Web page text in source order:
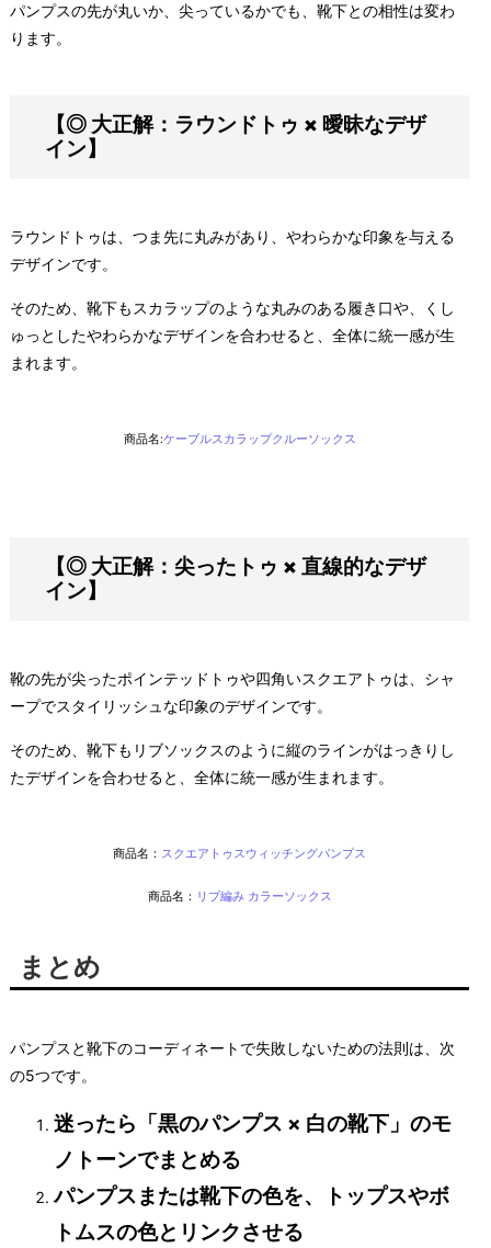
パンプスの先が丸いか、尖っているかでも、靴下との相性は変わ
ります。
【◎ 大正解：ラウンドトゥ × 曖昧なデザ
イン】
ラウンドトゥは、つま先に丸みがあり、やわらかな印象を与える
デザインです。
そのため、靴下もスカラップのような丸みのある履き口や、くし
ゅっとしたやわらかなデザインを合わせると、全体に統一感が生
まれます。
商品名:ケーブルスカラップクルーソックス
【◎ 大正解：尖ったトゥ × 直線的なデザ
イン】
靴の先が尖ったポインテッドトゥや四角いスクエアトゥは、シャ
ープでスタイリッシュな印象のデザインです。
そのため、靴下もリブソックスのように縦のラインがはっきりし
たデザインを合わせると、全体に統一感が生まれます。
商品名： スクエアトゥスウィッチングパンプス
商品名： リブ編み カラーソックス
まとめ
パンプスと靴下のコーディネートで失敗しないための法則は、次
の5つです。
迷ったら「黒のパンプス × 白の靴下」のモ
ノトーンでまとめる
パンプスまたは靴下の色を、トップスやボ
トムスの色とリンクさせる